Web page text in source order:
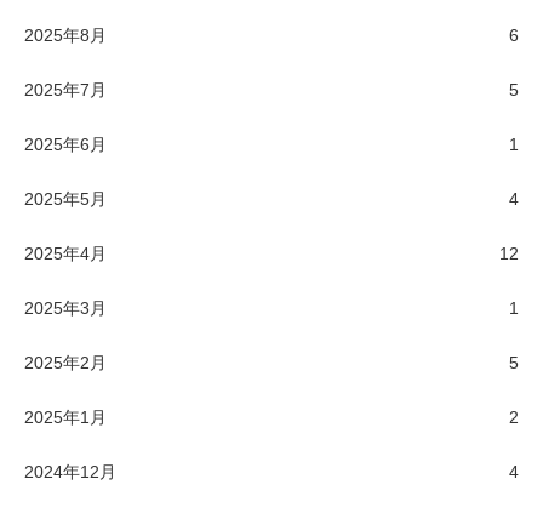
2025年8月 6
2025年7月 5
2025年6月 1
2025年5月 4
2025年4月 12
2025年3月 1
2025年2月 5
2025年1月 2
2024年12月 4